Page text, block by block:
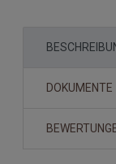
DOKUMENTE